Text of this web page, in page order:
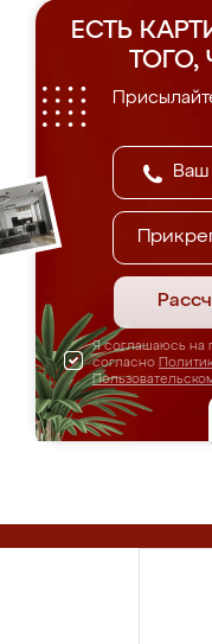
ЕСТЬ
Я соглашаюсь на
согласно